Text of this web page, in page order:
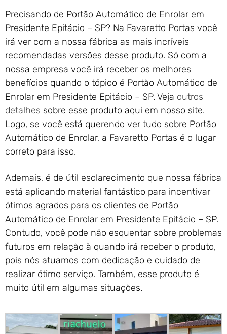
Portão de Garagem de
Enrolar em Nova Iguaçu – RJ
Portão de Garagem de
Enrolar em Nova Friburgo –
RJ
Precisando de Portão Automático de Enrolar em
Presidente Epitácio – SP? Na Favaretto Portas você
irá ver com a nossa fábrica as mais incríveis
recomendadas versões desse produto. Só com a
nossa empresa você irá receber os melhores
benefícios quando o tópico é Portão Automático de
Enrolar em Presidente Epitácio – SP. Veja outros
detalhes sobre esse produto aqui em nosso site.
Logo, se você está querendo ver tudo sobre Portão
Automático de Enrolar, a Favaretto Portas é o lugar
correto para isso.
Ademais, é de útil esclarecimento que nossa fábrica
está aplicando material fantástico para incentivar
ótimos agrados para os clientes de Portão
Automático de Enrolar em Presidente Epitácio – SP.
Contudo, você pode não esquentar sobre problemas
futuros em relação à quando irá receber o produto,
pois nós atuamos com dedicação e cuidado de
realizar ótimo serviço. Também, esse produto é
muito útil em algumas situações.